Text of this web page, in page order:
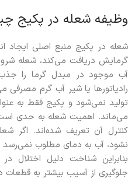
وظیفه شعله در پکیج
شعله در پکیج منبع اصلی ایجاد
گرمایش دریافت می‌کند، شعله
آب موجود در مبدل گرما را
رادیاتورها یا شیر آب گرم
تولید نمی‌شود و پکیج فقط به
می‌ماند. اهمیت شعله به حدی
کنترل آن تعریف شده‌اند. اگر
نشود، آب به دمای مطلوب نمی‌رسد
بنابراین شناخت دلیل اختلال
جلوگیری از آسیب بیشتر به قطعات